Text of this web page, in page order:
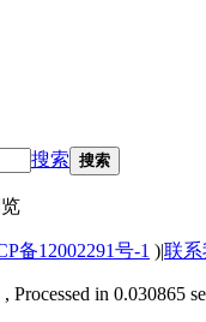
搜索 搜索
备12002291号-1 )|联系
, Processed in 0.030865